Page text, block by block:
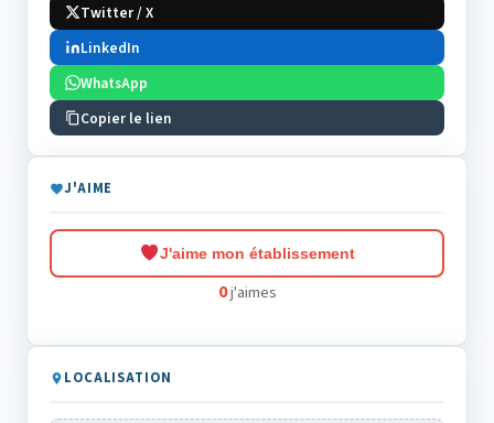
Twitter / X
LinkedIn
WhatsApp
Copier le lien
J'AIME
J'aime mon établissement
0j'aimes
LOCALISATION